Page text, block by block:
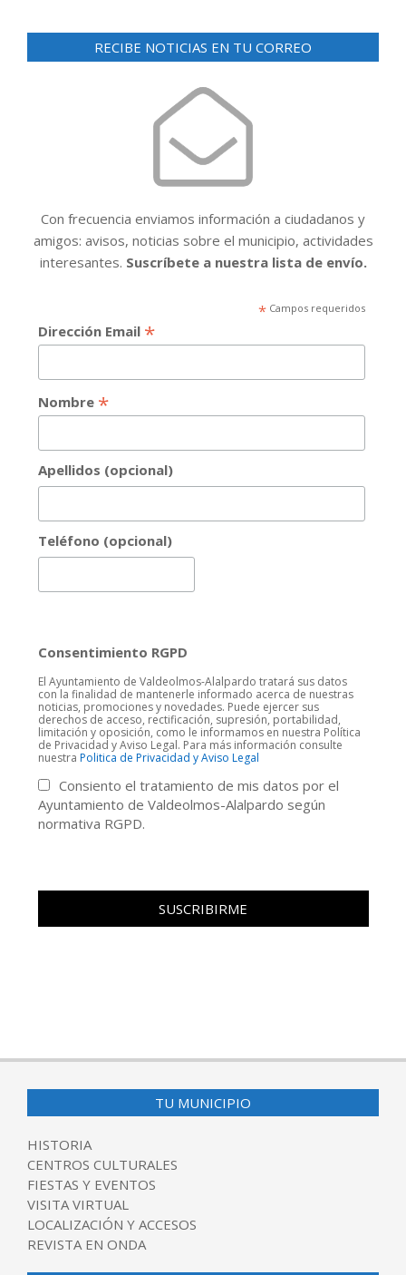
RECIBE NOTICIAS EN TU CORREO
Con frecuencia enviamos información a ciudadanos y
amigos: avisos, noticias sobre el municipio, actividades
interesantes. Suscríbete a nuestra lista de envío.
*Campos requeridos
Dirección Email *
Nombre *
Apellidos (opcional)
Teléfono (opcional)
Consentimiento RGPD
El Ayuntamiento de Valdeolmos-Alalpardo tratará sus datos
con la finalidad de mantenerle informado acerca de nuestras
noticias, promociones y novedades. Puede ejercer sus
derechos de acceso, rectificación, supresión, portabilidad,
limitación y oposición, como le informamos en nuestra Política
de Privacidad y Aviso Legal. Para más información consulte
nuestra Politica de Privacidad y Aviso Legal
Consiento el tratamiento de mis datos por el
Ayuntamiento de Valdeolmos-Alalpardo según
normativa RGPD.
TU MUNICIPIO
HISTORIA
CENTROS CULTURALES
FIESTAS Y EVENTOS
VISITA VIRTUAL
LOCALIZACIÓN Y ACCESOS
REVISTA EN ONDA